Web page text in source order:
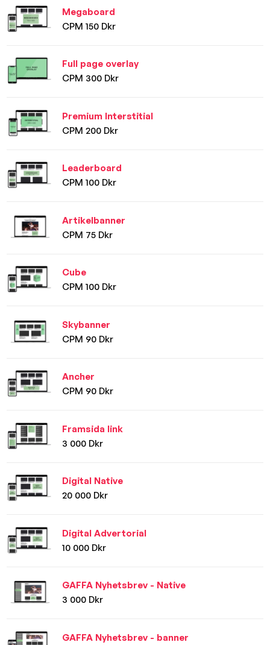
Megaboard
CPM 150 Dkr
Full page overlay
CPM 300 Dkr
Premium Interstitial
CPM 200 Dkr
Leaderboard
CPM 100 Dkr
Artikelbanner
CPM 75 Dkr
Cube
CPM 100 Dkr
Skybanner
CPM 90 Dkr
Ancher
CPM 90 Dkr
Framsida link
3 000 Dkr
Digital Native
20 000 Dkr
Digital Advertorial
10 000 Dkr
GAFFA Nyhetsbrev - Native
3 000 Dkr
GAFFA Nyhetsbrev - banner